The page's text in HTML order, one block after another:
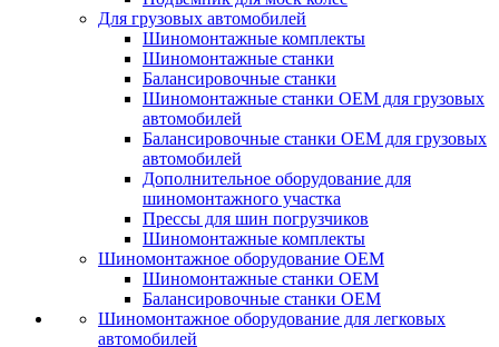
Для грузовых автомобилей
Шиномонтажные комплекты
Шиномонтажные станки
Балансировочные станки
Шиномонтажные станки ОЕМ для грузовых
автомобилей
Балансировочные станки ОЕМ для грузовых
автомобилей
Дополнительное оборудование для
шиномонтажного участка
Прессы для шин погрузчиков
Шиномонтажные комплекты
Шиномонтажное оборудование ОЕМ
Шиномонтажные станки ОЕМ
Балансировочные станки ОЕМ
Шиномонтажное оборудование для легковых
автомобилей